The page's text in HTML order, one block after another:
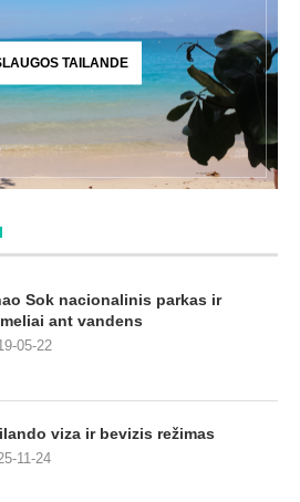
TAILANDE
Sok nacionalinis parkas ir
ant vandens
05-22
viza ir bevizis režimas
11-24